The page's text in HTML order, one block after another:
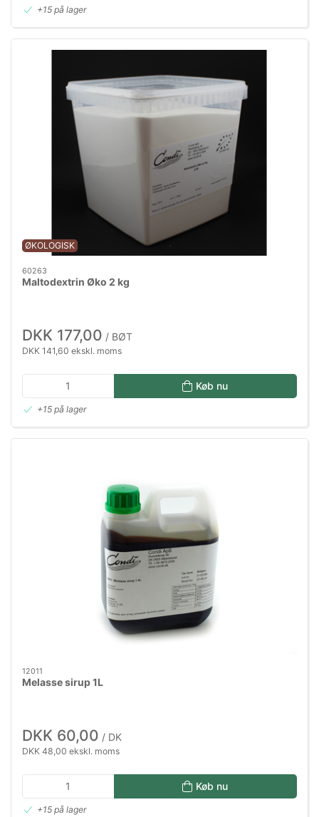
+15 på lager
ØKOLOGISK
60263
Maltodextrin Øko 2 kg
DKK 177,00 / BØT
DKK 141,60 ekskl. moms
Køb nu
+15 på lager
12011
Melasse sirup 1L
DKK 60,00 / DK
DKK 48,00 ekskl. moms
Køb nu
+15 på lager